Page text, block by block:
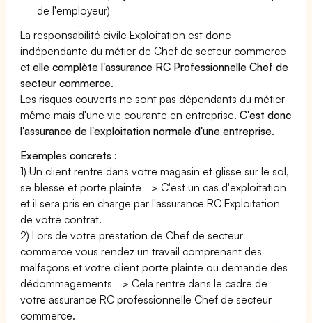
de l'employeur)
La responsabilité civile Exploitation est donc
indépendante du métier de Chef de secteur commerce
etelle complète l'assurance RC Professionnelle Chef de
secteur commerce.
Les risques couverts ne sont pas dépendants du métier
même mais d'une vie courante en entreprise.C'est donc
l'assurance de l'exploitation normale d'une entreprise.
Exemples concrets :
1) Un client rentre dans votre magasin et glisse sur le sol,
se blesse et porte plainte => C'est un cas d'exploitation
et il sera pris en charge par l'assurance RC Exploitation
de votre contrat.
2) Lors de votre prestation de Chef de secteur
commerce vous rendez un travail comprenant des
malfaçons et votre client porte plainte ou demande des
dédommagements => Cela rentre dans le cadre de
votre assurance RC professionnelle Chef de secteur
commerce.